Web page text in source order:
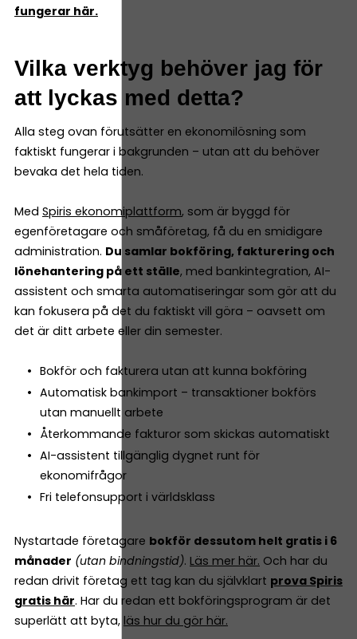
fungerar här.
Vilka verktyg behöver jag för
att lyckas med detta?
Alla steg ovan förutsätter en ekonomilösning som
faktiskt fungerar i bakgrunden – utan att du behöver
bevaka det hela tiden.
Med Spiris ekonomiplattform, som är byggd för
egenföretagare och småföretag, få du en smidigare
administration. Du samlar bokföring, fakturering och
lönehantering på ett ställe, med bankintegration, AI-
assistent och smarta automatiseringar som gör att du
kan fokusera på det du faktiskt vill göra – oavsett om
det är ditt arbete eller din semester.
Bokför och fakturera utan att kunna bokföring
Automatisk bankimport – transaktioner bokförs
utan manuellt arbete
Återkommande fakturor som skickas automatiskt
AI-assistent tillgänglig dygnet runt för
ekonomifrågor
Fri telefonsupport i världsklass
Nystartade företagare bokför dessutom helt gratis i 6
månader (utan bindningstid). Läs mer här. Och har du
redan drivit företag ett tag kan du självklart prova Spiris
gratis här. Har du redan ett bokföringsprogram är det
superlätt att byta, läs hur du gör här.